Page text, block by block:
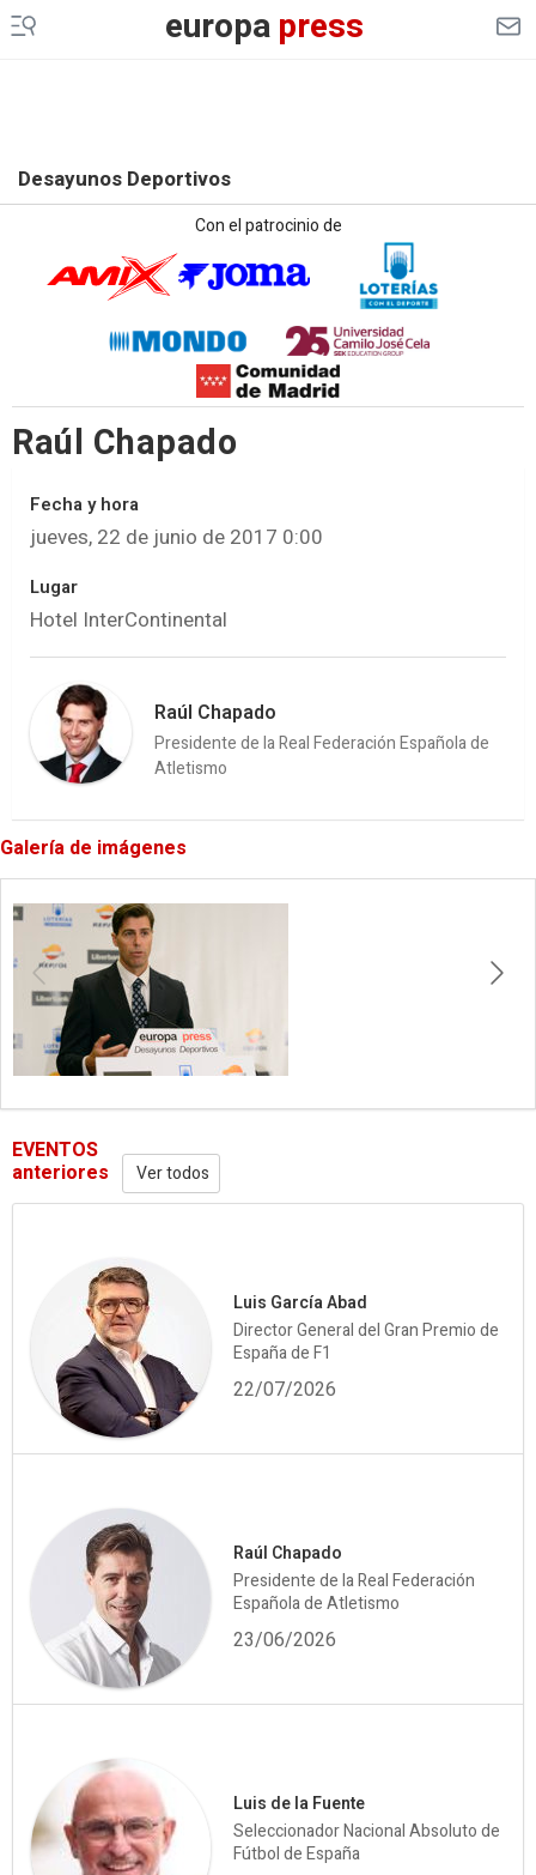
europapress
Desayunos Deportivos
Con el patrocinio de
Raúl Chapado
Fecha y hora
jueves, 22 de junio de 2017 0:00
Lugar
Hotel InterContinental
Raúl Chapado
Presidente de la Real Federación Española de
Atletismo
Galería de imágenes
EVENTOS
anteriores Ver todos
Luis García Abad
Director General del Gran Premio de
España de F1
22/07/2026
Raúl Chapado
Presidente de la Real Federación
Española de Atletismo
23/06/2026
Luis de la Fuente
Seleccionador Nacional Absoluto de
Fútbol de España